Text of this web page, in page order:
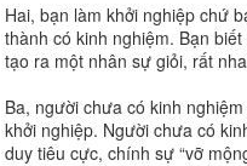
Hai, bạn làm khởi nghiệp chứ
thành có kinh nghiệm. Bạn
tạo ra một nhân sự giỏi, rất
Ba, người chưa có kinh
khởi nghiệp. Người chưa có
duy tiêu cực, chính sự “vỡ